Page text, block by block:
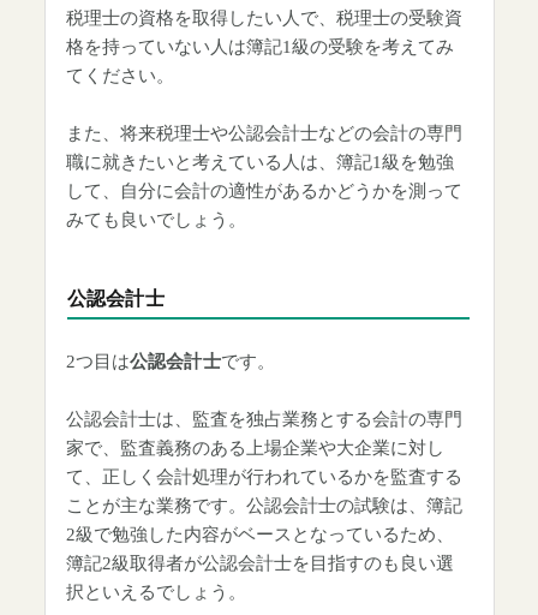
税理士の資格を取得したい人で、税理士の受験資
格を持っていない人は簿記1級の受験を考えてみ
てください。
また、将来税理士や公認会計士などの会計の専門
職に就きたいと考えている人は、簿記1級を勉強
して、自分に会計の適性があるかどうかを測って
みても良いでしょう。
公認会計士
2つ目は公認会計士です。
公認会計士は、監査を独占業務とする会計の専門
家で、監査義務のある上場企業や大企業に対し
て、正しく会計処理が行われているかを監査する
ことが主な業務です。公認会計士の試験は、簿記
2級で勉強した内容がベースとなっているため、
簿記2級取得者が公認会計士を目指すのも良い選
択といえるでしょう。